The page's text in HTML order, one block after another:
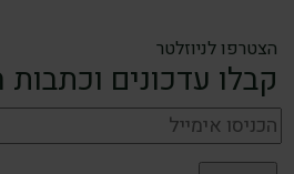
הצטרפו לניוזלטר
קבלו עדכונים